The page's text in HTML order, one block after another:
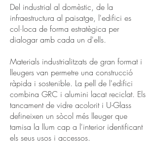
Del industrial al domèstic, de la
infraestructura al paisatge, l'edifici es
col·loca de forma estratègica per
dialogar amb cada un d'ells.
Materials industrialitzats de gran format i
lleugers van permetre una construcció
ràpida i sostenible. La pell de l'edifici
combina GRC i alumini lacat reciclat. Els
tancament de vidre acolorit i U-Glass
defineixen un sòcol més lleuger que
tamisa la llum cap a l'interior identificant
els seus usos i accessos.